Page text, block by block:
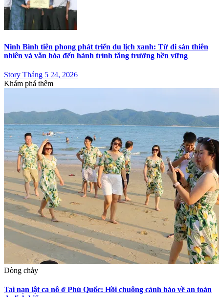
Ninh Bình tiên phong phát triển du lịch xanh: Từ di sản thiên
nhiên và văn hóa đến hành trình tăng trưởng bền vững
Story Tháng 5 24, 2026
Khám phá thêm
Dòng chảy
Tai nạn lật ca nô ở Phú Quốc: Hồi chuông cảnh báo về an toàn